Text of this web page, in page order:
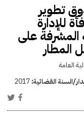
تطوير
للإدارة
المشرفة على
المطار
العامة
السنة القضائية:2017